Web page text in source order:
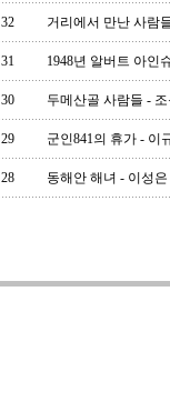
32 거리에서 만난 사람
31 1948년 알버트 아인
30 두메산골 사람들 -
29 군인841의 휴가 - 이
28 동해안 해녀 - 이성은